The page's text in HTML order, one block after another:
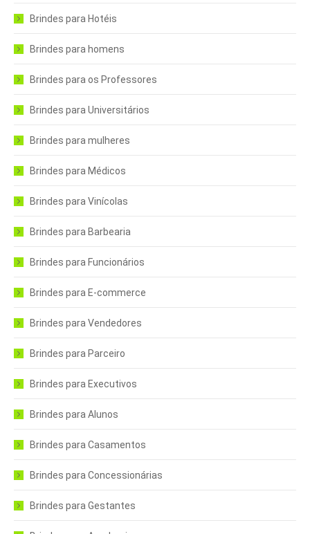
Brindes para Hotéis
Brindes para homens
Brindes para os Professores
Brindes para Universitários
Brindes para mulheres
Brindes para Médicos
Brindes para Vinícolas
Brindes para Barbearia
Brindes para Funcionários
Brindes para E-commerce
Brindes para Vendedores
Brindes para Parceiro
Brindes para Executivos
Brindes para Alunos
Brindes para Casamentos
Brindes para Concessionárias
Brindes para Gestantes